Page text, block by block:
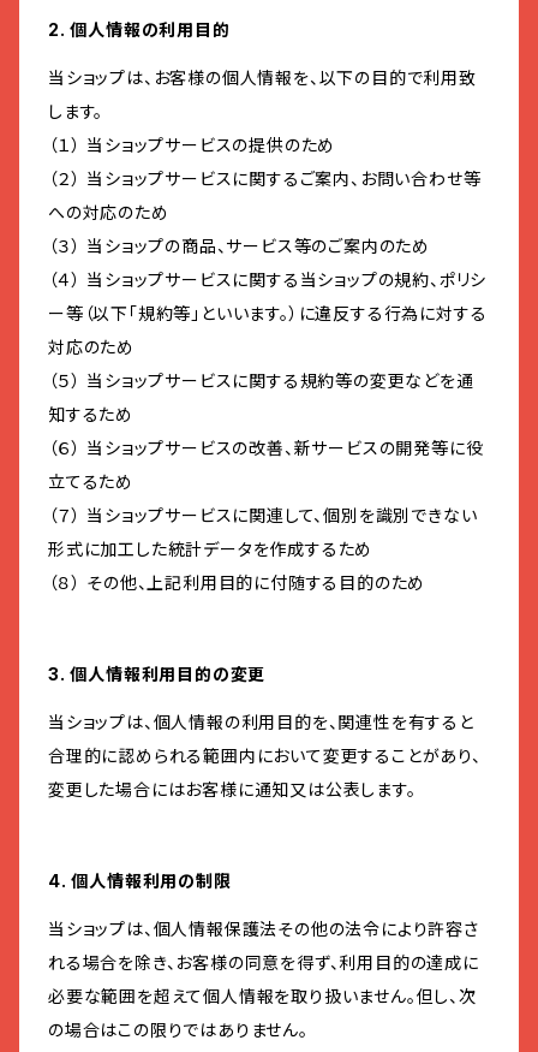
2. 個人情報の利用目的
当ショップは、お客様の個人情報を、以下の目的で利用致
します。
（１） 当ショップサービスの提供のため
（２） 当ショップサービスに関するご案内、お問い合わせ等
への対応のため
（３） 当ショップの商品、サービス等のご案内のため
（４） 当ショップサービスに関する当ショップの規約、ポリシ
ー等（以下「規約等」といいます。）に違反する行為に対する
対応のため
（５） 当ショップサービスに関する規約等の変更などを通
知するため
（６） 当ショップサービスの改善、新サービスの開発等に役
立てるため
（７） 当ショップサービスに関連して、個別を識別できない
形式に加工した統計データを作成するため
（８） その他、上記利用目的に付随する目的のため
3. 個人情報利用目的の変更
当ショップは、個人情報の利用目的を、関連性を有すると
合理的に認められる範囲内において変更することがあり、
変更した場合にはお客様に通知又は公表します。
4. 個人情報利用の制限
当ショップは、個人情報保護法その他の法令により許容さ
れる場合を除き、お客様の同意を得ず、利用目的の達成に
必要な範囲を超えて個人情報を取り扱いません。但し、次
の場合はこの限りではありません。